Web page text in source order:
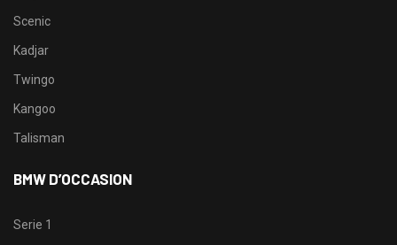
Scenic
Kadjar
Twingo
Kangoo
Talisman
BMW D’OCCASION
Serie 1